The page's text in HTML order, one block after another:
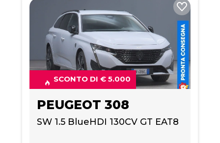
SCONTO DI € 5.000
PEUGEOT 308
SW 1.5 BlueHDI 130CV GT EAT8